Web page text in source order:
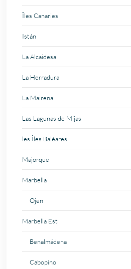
Îles Canaries
Istán
La Alcaidesa
La Herradura
La Mairena
Las Lagunas de Mijas
les Îles Baléares
Majorque
Marbella
Ojen
Marbella Est
Benalmádena
Cabopino